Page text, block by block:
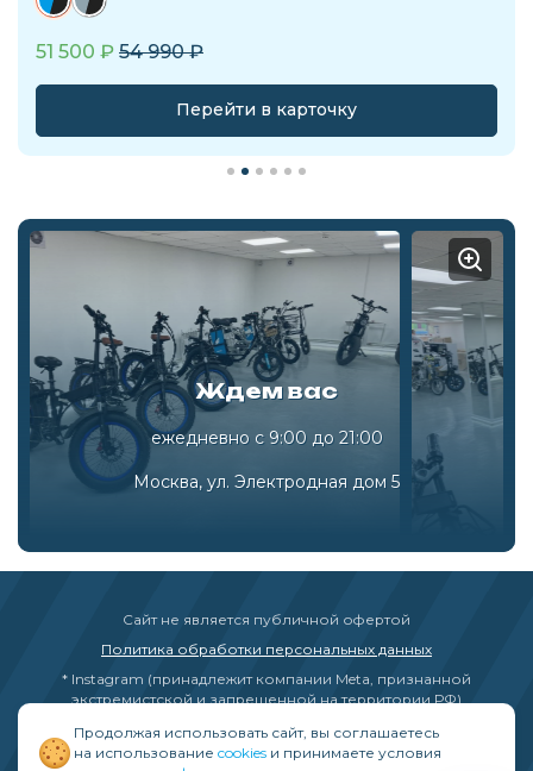
51 500 ₽ 54 990₽
Перейти в карточку
Ждем вас
ежедневно с 9:00 до 21:00
Москва, ул. Электродная дом 5
Продолжая использовать сайт, вы соглашаетесь
на использование cookies и принимаете условия
Сайт не является публичной офертой
Политика обработки персональных данных
* Instagram (принадлежит компании Meta, признанной
экстремистской и запрещенной на территории РФ)